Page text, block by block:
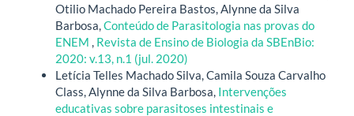
Otilio Machado Pereira Bastos, Alynne da Silva
Barbosa, Conteúdo de Parasitologia nas provas do
ENEM
Revista de Ensino de Biologia da SBEnBio:
2020: v.13, n.1 (jul. 2020)
Letícia Telles Machado Silva, Camila Souza Carvalho
Class, Alynne da Silva Barbosa, Intervenções
educativas sobre parasitoses intestinais e